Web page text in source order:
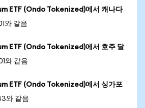
ETF (Ondo Tokenized)에서 캐나다
와 같음
ETF (Ondo Tokenized)에서 호주 달
와 같음
ETF (Ondo Tokenized)에서 싱가포
와 같음